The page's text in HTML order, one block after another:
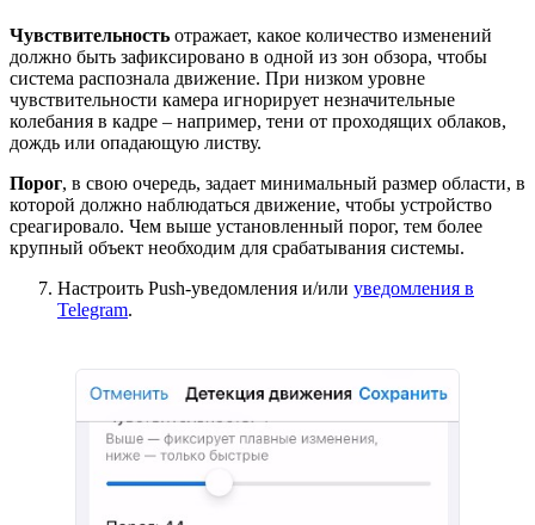
Чувствительность отражает, какое количество изменений
должно быть зафиксировано в одной из зон обзора, чтобы
система распознала движение. При низком уровне
чувствительности камера игнорирует незначительные
колебания в кадре – например, тени от проходящих облаков,
дождь или опадающую листву.
Порог, в свою очередь, задает минимальный размер области, в
которой должно наблюдаться движение, чтобы устройство
среагировало. Чем выше установленный порог, тем более
крупный объект необходим для срабатывания системы.
Настроить Push-уведомления и/или уведомления в
Telegram.